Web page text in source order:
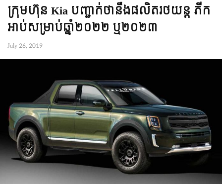
ក្រុមហ៊ុន Kia បញ្ជាក់ថានឹងផលិតរថយន្ត ភីក
អាប់សម្រាប់ឆ្នាំ២០២២ ឬ២០២៣
July 26, 2019